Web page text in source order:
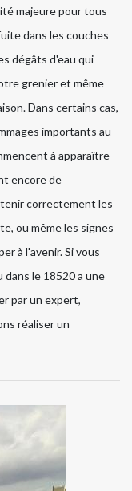
majeure pour tous
dans les couches
dégâts d'eau qui
grenier et même
Dans certains cas,
importants au
à apparaître
encore de
correctement les
ou même les signes
à l'avenir. Si vous
le 18520 a une
par un expert,
réaliser un